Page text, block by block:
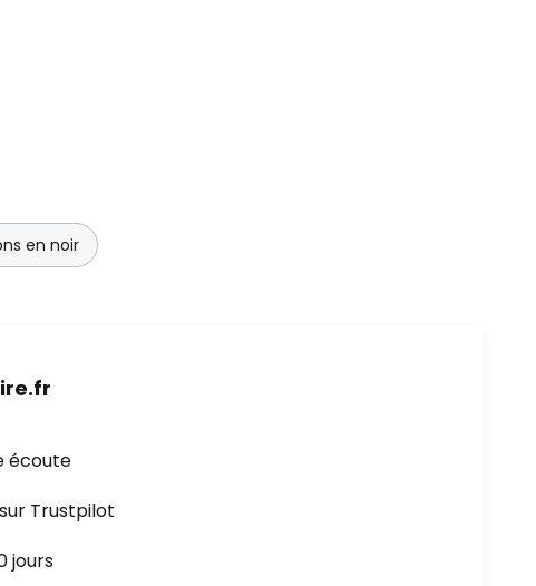
en noir
écoute
Trustpilot
jours